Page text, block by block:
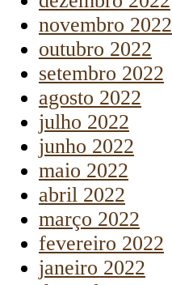
novembro 2022
outubro 2022
setembro 2022
agosto 2022
julho 2022
junho 2022
maio 2022
abril 2022
março 2022
fevereiro 2022
janeiro 2022